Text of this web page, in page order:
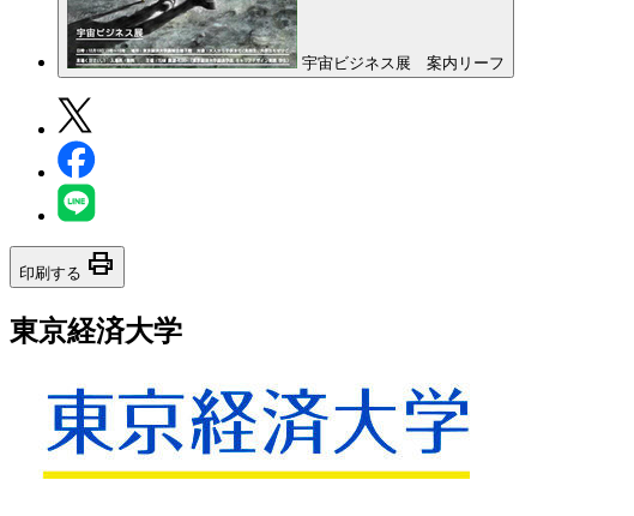
宇宙ビジネス展 案内リーフ
印刷する print
東京経済大学